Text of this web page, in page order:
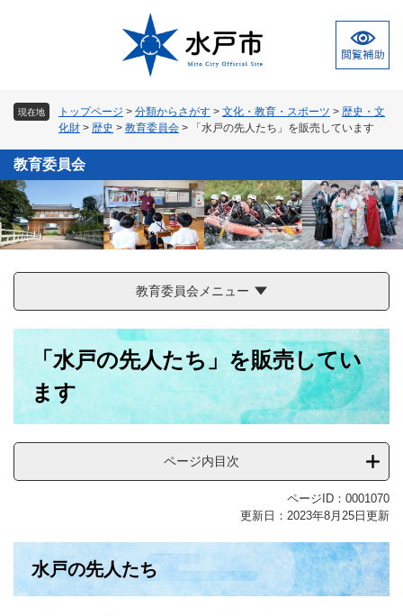
本
文
へ
現在地 トップページ > 分類からさがす > 文化・教育・スポーツ > 歴史・文
化財 > 歴史 > 教育委員会 > 「水戸の先人たち」を販売しています
教育委員会
教育委員会メニュー
「水戸の先人たち」を販売してい
ます
ページ内目次
ページID：0001070
更新日：2023年8月25日更新
水戸の先人たち